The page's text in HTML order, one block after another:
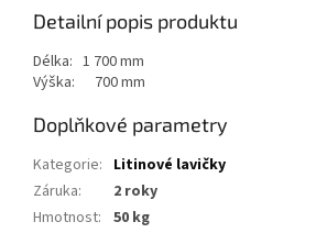
Detailní popis produktu
Délka: 1 700 mm
Výška: 700 mm
Doplňkové parametry
Kategorie: Litinové lavičky
Záruka:
2 roky
Hmotnost: 50 kg